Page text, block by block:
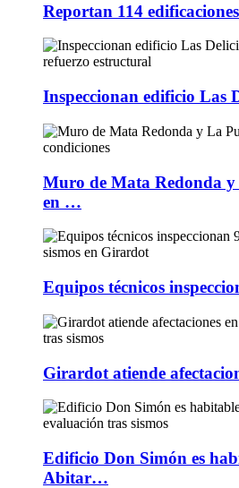
Reportan 114
Inspeccionan edificio Las
Muro de Mata Redonda y
en …
Equipos técnicos
Girardot atiende
Edificio Don Simón es
Abitar…